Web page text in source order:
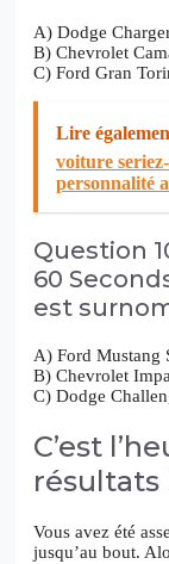
A) Dodge
B) Chevrolet
C) Ford Gran
Lire
voiture
personnalité
Question
60
est
A) Ford Mustang
B) Chevrolet
C) Dodge
C’est
résultats
Vous avez été
jusqu’au bout.